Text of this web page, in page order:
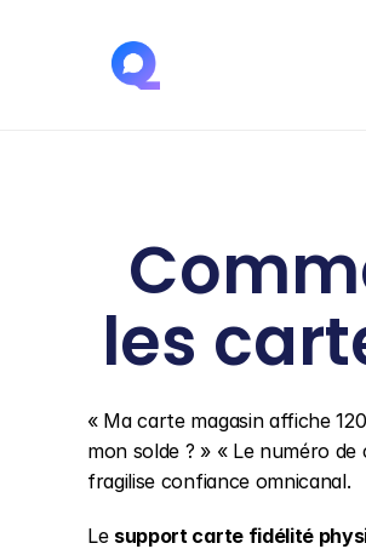
les
« Ma carte magasin affiche
mon solde ? » « Le numéro
fragilise confiance omnicanal.
Le support carte fidélité